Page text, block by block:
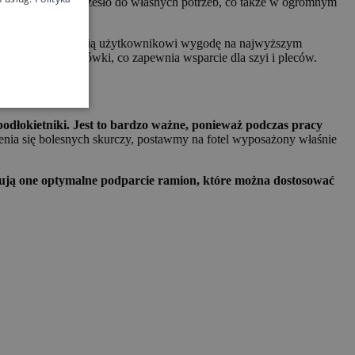
które zapewnią użytkownikowi wygodę na najwyższym
np. zagłówki, co zapewnia wsparcie dla szyi i pleców.
Jest to bardzo ważne, ponieważ podczas pracy
się bolesnych skurczy, postawmy na fotel wyposażony właśnie
one optymalne podparcie ramion, które można dostosować